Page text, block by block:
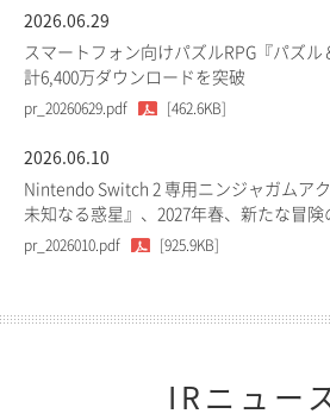
2026.06.29
スマートフォン向けパズルRPG『パズ
計6,400万ダウンロードを突破
pr_20260629.pdf [462.6KB]
2026.06.10
Nintendo Switch 2 専用ニンジャガムア
未知なる惑星』、2027年春、新たな冒険
pr_2026010.pdf [925.9KB]
IRニュー